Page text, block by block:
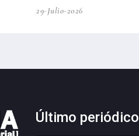
29-Julio-2026
Último periódico